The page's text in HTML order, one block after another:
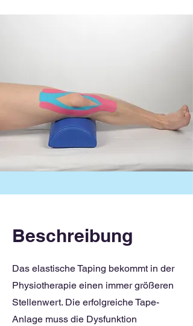
Beschreibung
Das elastische Taping bekommt in der
Physiotherapie einen immer größeren
Stellenwert. Die erfolgreiche Tape-
Anlage muss die Dysfunktion